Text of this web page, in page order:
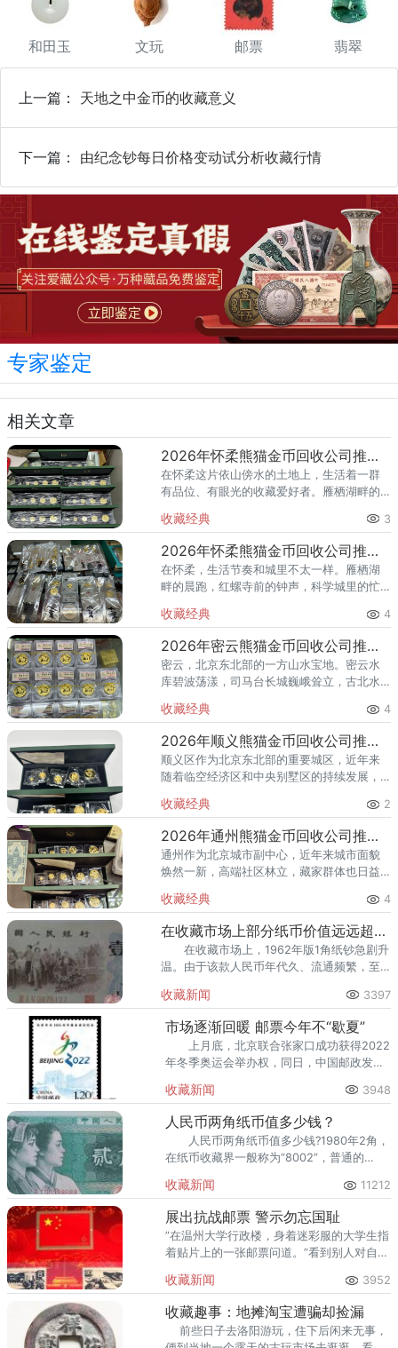
和田玉 文玩 邮票 翡翠
上一篇： 天地之中金币的收藏意义
下一篇： 由纪念钞每日价格变动试分析收藏行情
专家鉴定
相关文章
2026年怀柔熊猫金币回收公司推荐 怀柔回收熊猫金币渠道
在怀柔这片依山傍水的土地上，生活着一群
有品位、有眼光的收藏爱好者。雁栖湖畔的
红螺寺的香火绵延不绝——怀柔的藏家群体
也在悄然壮大。熊猫金币，作为
收藏经典 3
2026年怀柔熊猫金币回收公司推荐 怀柔哪里回收熊猫金币
在怀柔，生活节奏和城里不太一样。雁栖湖
畔的晨跑，红螺寺前的钟声，科学城里的忙
值。熊猫金币作为兼具投资与收藏属性的热
门品种，在怀柔的藏家圈子里一
收藏经典 4
2026年密云熊猫金币回收公司推荐 密云回收熊猫金币正规渠道
密云，北京东北部的一方山水宝地。密云水
库碧波荡漾，司马台长城巍峨耸立，古北水
的土地上，越来越多的人开始关注钱币收
藏，熊猫金币凭借其国家法定货币
收藏经典 4
2026年顺义熊猫金币回收公司推荐 顺义回收熊猫金币渠道
顺义区作为北京东北部的重要城区，近年来
随着临空经济区和中央别墅区的持续发展，
量也在稳步增长。然而，不少顺义藏家在考
虑出手熊猫金币时，总会遇到一
收藏经典 2
2026年通州熊猫金币回收公司推荐 通州出手熊猫金币藏家该选哪家？
通州作为北京城市副中心，近年来城市面貌
焕然一新，高端社区林立，藏家群体也日益
爱琴海购物公园，从行政办公区到运河商务
区，关注钱币收藏的人越来越多
收藏经典 4
在收藏市场上部分纸币价值远远超过其票面价值
在收藏市场上，1962年版1角纸钞急剧升
温。由于该款人民币年代久、流通频繁，至
新的连号的尤为稀有。
收藏新闻 3397
市场逐渐回暖 邮票今年不“歇夏”
上月底，北京联合张家口成功获得2022
年冬季奥运会举办权，同日，中国邮政发行
成功纪念邮票》，短短半个月内就增值了近
10倍。
收藏新闻 3948
人民币两角纸币值多少钱？
人民币两角纸币值多少钱?1980年2角，
在纸币收藏界一般称为“8002”，普通的
成刀的每张约3元，散张
收藏新闻 11212
展出抗战邮票 警示勿忘国耻
”在温州大学行政楼，身着迷彩服的大学生指
着贴片上的一张邮票问道。”看到别人对自己
神，又开始讲起了故事。
收藏新闻 3952
收藏趣事：地摊淘宝遭骗却捡漏
前些日子去洛阳游玩，住下后闲来无事，